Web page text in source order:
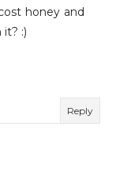
honey and
:)
Reply